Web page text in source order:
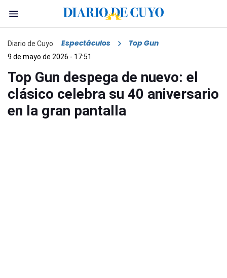
Diario de Cuyo Espectáculos Top Gun
9 de mayo de 2026 - 17:51
Top Gun despega de nuevo: el
clásico celebra su 40 aniversario
en la gran pantalla